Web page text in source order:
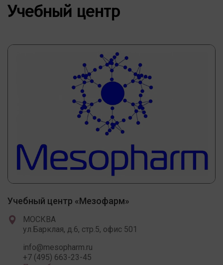
Учебный центр
Учебный центр «Мезофарм»
МОСКВА
ул.Барклая, д.6, стр.5, офис 501
info@mesopharm.ru
+7 (495) 663-23-45